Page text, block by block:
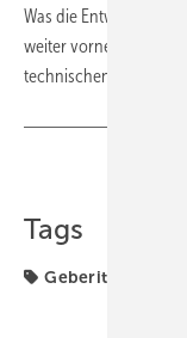
Was die Entwicklung
weiter vorne in dieser
technischen
Tags
Geberit